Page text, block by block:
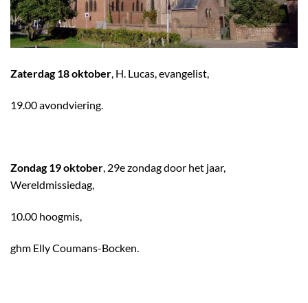
Zaterdag 18 oktober, H. Lucas, evangelist,
19.00 avondviering.
Zondag 19 oktober, 29e zondag door het jaar,
Wereldmissiedag,
10.00 hoogmis,
ghm Elly Coumans-Bocken.